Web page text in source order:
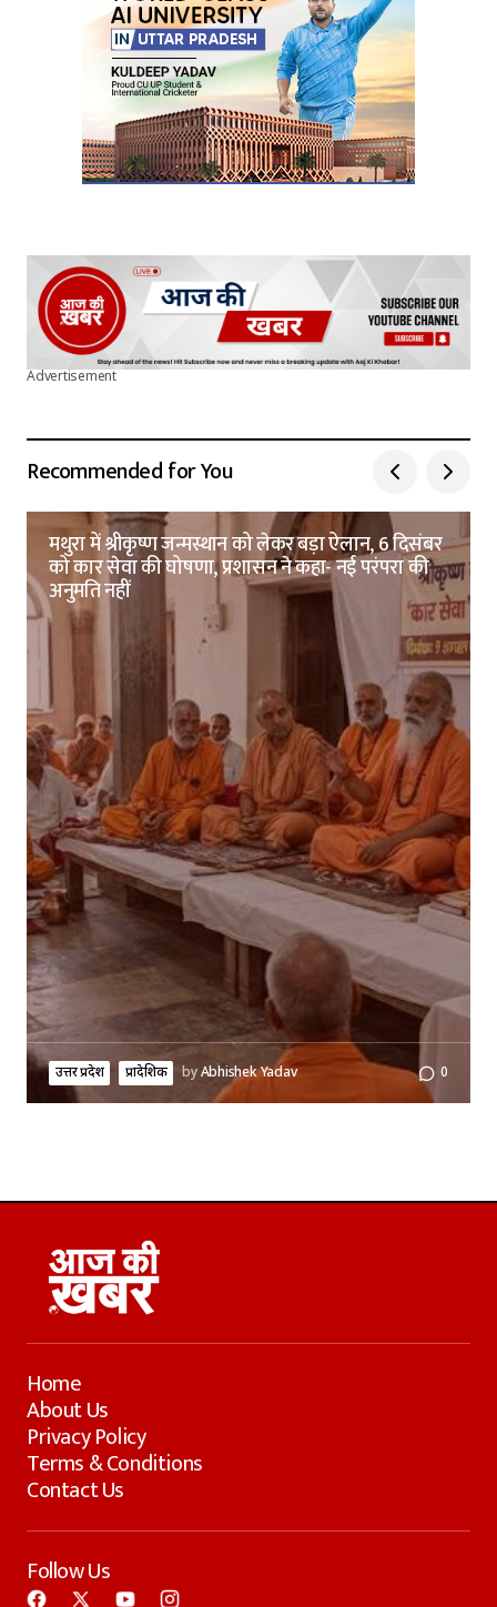
Submit Comment
Advertisement
Recommended for You
मथुरा में श्रीकृष्ण जन्मस्थान को लेकर बड़ा ऐलान, 6 दिसंबर
को कार सेवा की घोषणा, प्रशासन ने कहा- नई परंपरा की
अनुमति नहीं
उत्तर प्रदेश प्रादेशिक byAbhishek Yadav 0
Home
About Us
Privacy Policy
Terms & Conditions
Contact Us
Follow Us